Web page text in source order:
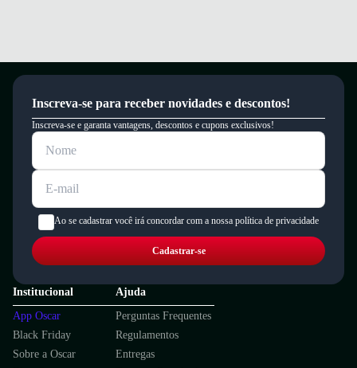
Inscreva-se para receber novidades e descontos!
Inscreva-se e garanta vantagens, descontos e cupons exclusivos!
Ao se cadastrar você irá concordar com a nossa política de privacidade
Cadastrar-se
Institucional
App Oscar
Black Friday
Sobre a Oscar
Ajuda
Perguntas Frequentes
Regulamentos
Entregas